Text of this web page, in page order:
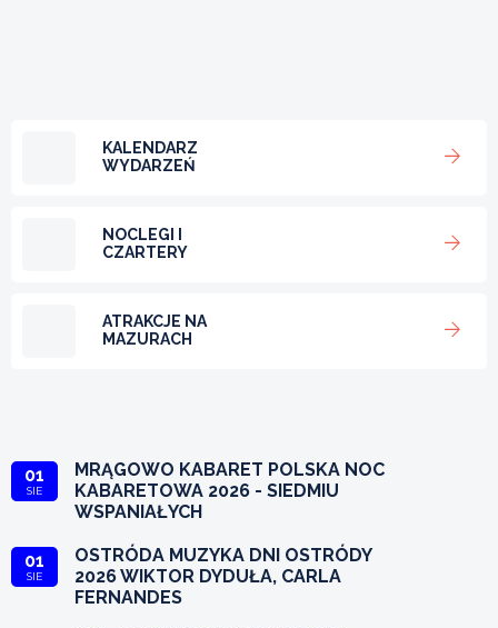
KALENDARZ
WYDARZEŃ
NOCLEGI I
CZARTERY
ATRAKCJE NA
MAZURACH
01
SIE
MRĄGOWO KABARET POLSKA NOC
KABARETOWA 2026 - SIEDMIU
WSPANIAŁYCH
01
SIE
OSTRÓDA MUZYKA DNI OSTRÓDY
2026 WIKTOR DYDUŁA, CARLA
FERNANDES